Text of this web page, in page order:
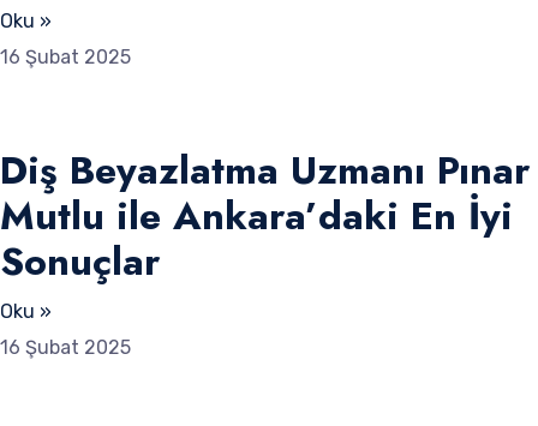
Oku »
16 Şubat 2025
Diş Beyazlatma Uzmanı Pınar
Mutlu ile Ankara’daki En İyi
Sonuçlar
Oku »
16 Şubat 2025